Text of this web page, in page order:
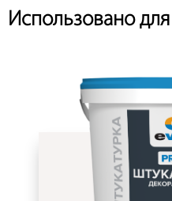
Использовано